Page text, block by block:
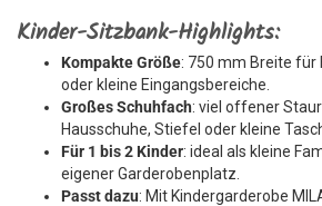
Kinder-Sitzbank-Highlights:
Kompakte Größe: 750 mm Breite für
oder kleine Eingangsbereiche.
Großes Schuhfach: viel offener
Hausschuhe, Stiefel oder kleine
Für 1 bis 2 Kinder: ideal als kleine
eigener Garderobenplatz.
Passt dazu: Mit Kindergarderobe